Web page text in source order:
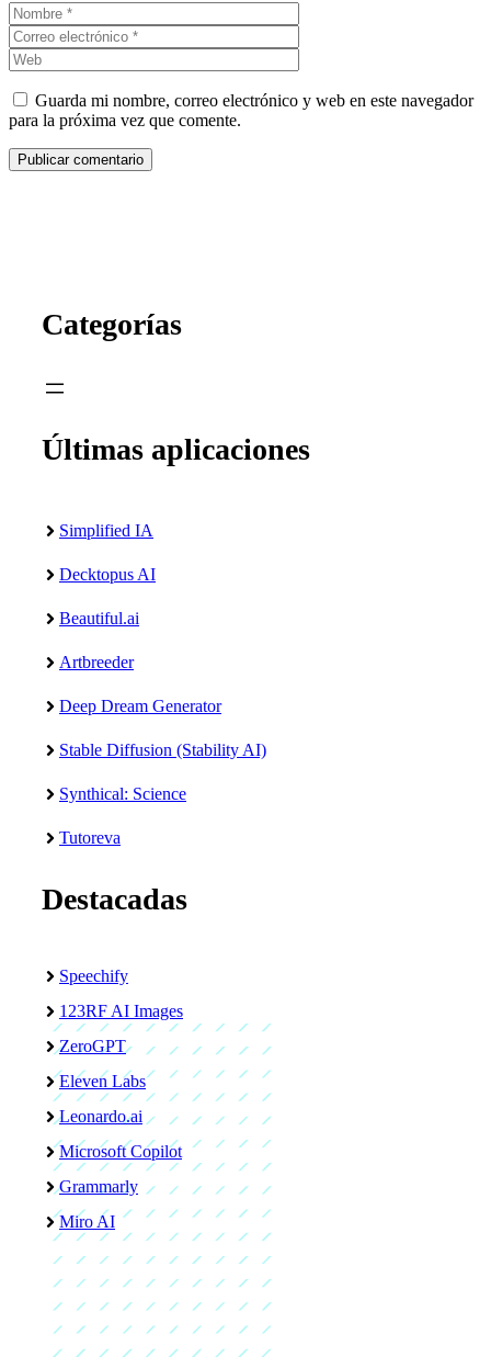
Nombre
electrónico
Guarda mi nombre, correo electrónico y web en este navegador
para la próxima vez que comente.
Categorías
Últimas aplicaciones
Simplified IA
Decktopus AI
Beautiful.ai
Artbreeder
Deep Dream Generator
Stable Diffusion (Stability AI)
Synthical: Science
Tutoreva
Destacadas
Speechify
123RF AI Images
ZeroGPT
Eleven Labs
Leonardo.ai
Microsoft Copilot
Grammarly
Miro AI